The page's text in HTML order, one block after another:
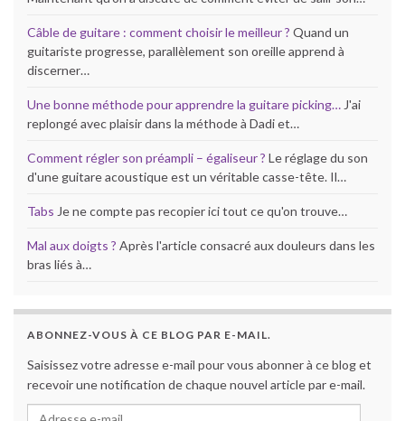
Câble de guitare : comment choisir le meilleur ? Quand un
guitariste progresse, parallèlement son oreille apprend à
discerner…
Une bonne méthode pour apprendre la guitare picking… J'ai
replongé avec plaisir dans la méthode à Dadi et…
Comment régler son préampli – égaliseur ? Le réglage du son
d'une guitare acoustique est un véritable casse-tête. Il…
Tabs Je ne compte pas recopier ici tout ce qu'on trouve…
Mal aux doigts ? Après l'article consacré aux douleurs dans les
bras liés à…
ABONNEZ-VOUS À CE BLOG PAR E-MAIL.
Saisissez votre adresse e-mail pour vous abonner à ce blog et
recevoir une notification de chaque nouvel article par e-mail.
Adresse e-mail